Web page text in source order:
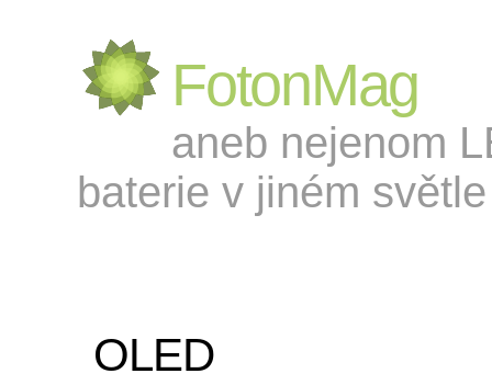
FotonMag
aneb nejenom
baterie v jiném
OLED